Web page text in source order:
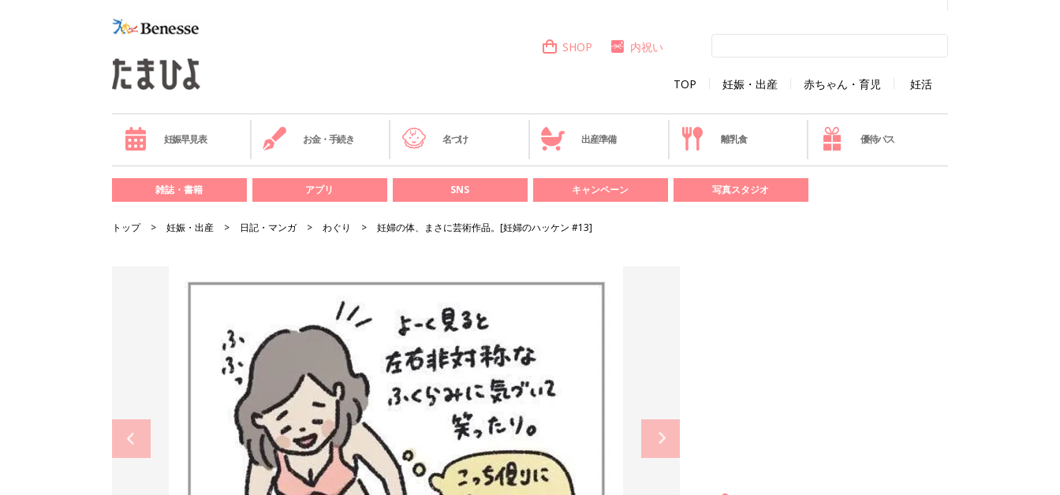
TOP 妊娠・出産 赤ちゃん・育児 妊活
SHOP 内祝い
妊娠早見表 お金・手続き 名づけ 出産準備 離乳食 優待パス
雑誌・書籍 アプリ SNS キャンペーン 写真スタジオ
トップ 妊娠・出産 日記・マンガ わぐり 妊婦の体、まさに芸術作品。[妊婦のハッケン #13]